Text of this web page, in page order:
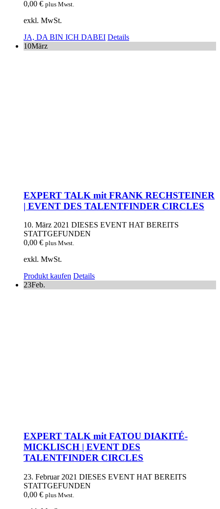
0,00 € plus Mwst.
exkl. MwSt.
JA, DA BIN ICH DABEI Details
10März
EXPERT TALK mit FRANK RECHSTEINER
| EVENT DES TALENTFINDER CIRCLES
10. März 2021 DIESES EVENT HAT BEREITS
STATTGEFUNDEN
0,00 € plus Mwst.
exkl. MwSt.
Produkt kaufen Details
23Feb.
EXPERT TALK mit FATOU DIAKITÉ-
MICKLISCH | EVENT DES
TALENTFINDER CIRCLES
23. Februar 2021 DIESES EVENT HAT BEREITS
STATTGEFUNDEN
0,00 € plus Mwst.